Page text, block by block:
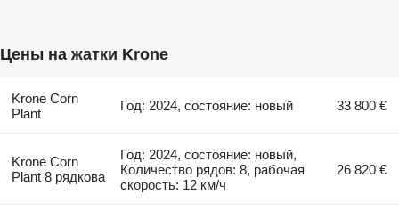
Цены на жатки Krone
Krone Corn
Plant
Год: 2024, состояние: новый 33 800 €
Krone Corn
Plant 8 рядкова
Год: 2024, состояние: новый,
Количество рядов: 8, рабочая
скорость: 12 км/ч
26 820 €